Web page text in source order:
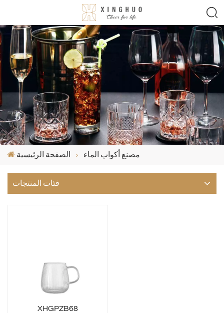
الصفحة الرئيسية مصنع أكواب الماء
فئات المنتجات
XHGPZB68